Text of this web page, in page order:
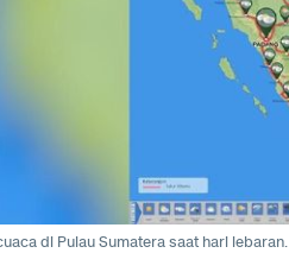
di Pulau Sumatera saat hari lebaran.